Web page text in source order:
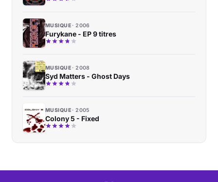
MUSIQUE 2006
Furykane - EP 9 titres
MUSIQUE 2008
Syd Matters - Ghost Days
MUSIQUE 2005
Colony 5 - Fixed